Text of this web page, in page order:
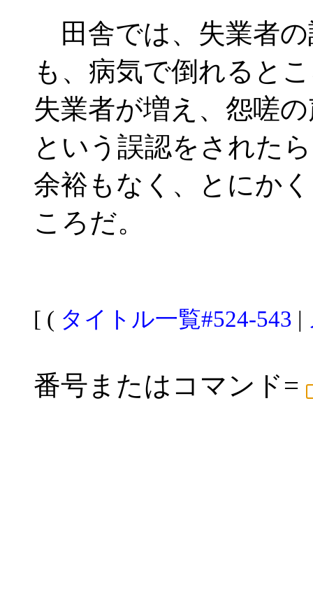
田舎では、失業者の
も、病気で倒れると
失業者が増え、怨嗟
という誤認をされた
余裕もなく、とにか
ころだ。
[ ( タイトル一覧#524-543 |
番号またはコマンド=